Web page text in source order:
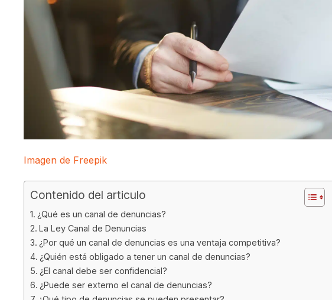
Imagen de Freepik
Contenido del articulo
¿Qué es un canal de denuncias?
La Ley Canal de Denuncias
¿Por qué un canal de denuncias es una ventaja competitiva?
¿Quién está obligado a tener un canal de denuncias?
¿El canal debe ser confidencial?
¿Puede ser externo el canal de denuncias?